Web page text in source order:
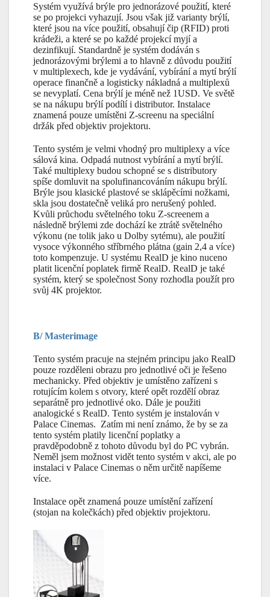
Systém využívá brýle pro jednorázové použití, které
se po projekci vyhazují. Jsou však již varianty brýlí,
které jsou na více použití, obsahují čip (RFID) proti
krádeži, a které se po každé projekcí myjí a
dezinfikují. Standardně je systém dodáván s
jednorázovými brýlemi a to hlavně z důvodu použití
v multiplexech, kde je vydávání, vybírání a mytí brýlí
operace finančně a logisticky nákladná a multiplexů
se nevyplatí. Cena brýlí je méně než 1USD. Ve světě
se na nákupu brýlí podílí i distributor. Instalace
znamená pouze umístěni Z-screenu na speciální
držák před objektiv projektoru.
Tento systém je velmi vhodný pro multiplexy a více
sálová kina. Odpadá nutnost vybírání a mytí brýlí.
Také multiplexy budou schopné se s distributory
spíše domluvit na spolufinancováním nákupu brýlí.
Brýle jsou klasické plastové se sklápěcími nožkami,
skla jsou dostatečně veliká pro nerušený pohled.
Kvůli průchodu světelného toku Z-screenem a
následně brýlemi zde dochází ke ztrátě světelného
výkonu (ne tolik jako u Dolby sytému), ale použití
vysoce výkonného stříbrného plátna (gain 2,4 a více)
toto kompenzuje. U systému RealD je kino nuceno
platit licenční poplatek firmě RealD. RealD je také
systém, který se společnost Sony rozhodla použít pro
svůj 4K projektor.
B/ Masterimage
Tento systém pracuje na stejném principu jako RealD
pouze rozděleni obrazu pro jednotlivé oči je řešeno
mechanicky. Před objektiv je umístěno zařízeni s
rotujícím kolem s otvory, které opět rozdělí obraz
separátně pro jednotlivé oko. Dále je použiti
analogické s RealD. Tento systém je instalován v
Palace Cinemas. Zatím mi není známo, že by se za
tento systém platily licenční poplatky a
pravděpodobně z tohoto důvodu byl do PC vybrán.
Neměl jsem možnost vidět tento systém v akci, ale po
instalaci v Palace Cinemas o něm určitě napíšeme
více.
Instalace opět znamená pouze umístění zařízení
(stojan na kolečkách) před objektiv projektoru.